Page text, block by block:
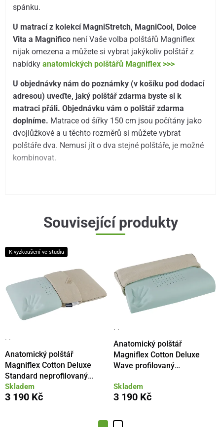
spánku.
U matrací z kolekcí MagniStretch, MagniCool, Dolce
Vita a Magnifico není Vaše volba polštářů Magniflex
nijak omezena a můžete si vybrat jakýkoliv polštář z
nabídkyanatomických polštářů Magniflex >>>
U objednávky nám do poznámky (v košíku pod dodací
adresou) uveďte, jaký polštář zdarma byste si k
matraci přáli. Objednávku vám o polštář zdarma
doplníme. Matrace od šířky 150 cm jsou počítány jako
dvojlůžkové a u těchto rozměrů si můžete vybrat
polštáře dva. Nemusí jít o dva stejné polštáře, je možné
kombinovat.
Související produkty
K vyzkoušení ve studiu
· ·
Anatomický polštář
Magniflex Cotton Deluxe
Standard neprofilovaný
72x42x12cm
Skladem
3 190 Kč
· ·
Anatomický polštář
Magniflex Cotton Deluxe
Wave profilovaný
Skladem
3 190 Kč